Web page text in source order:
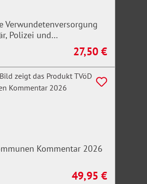
Verwundetenversorgung
Polizei und
Regulärer Preis:
27,50 €
Kommentar 2026
Regulärer Preis:
49,95 €